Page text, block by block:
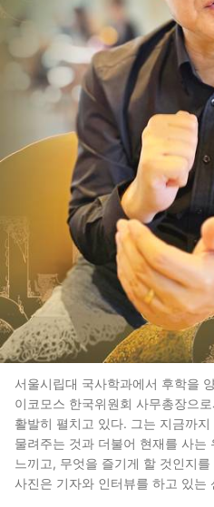
서울시립대 국사학과에서 후학을
이코모스 한국위원회 사무총장으
활발히 펼치고 있다. 그는 지금까
물려주는 것과 더불어 현재를 사는
느끼고, 무엇을 즐기게 할 것인지
사진은 기자와 인터뷰를 하고 있는